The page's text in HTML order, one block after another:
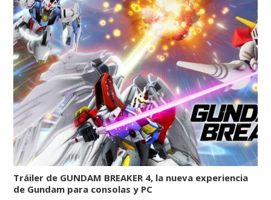
Tráiler de GUNDAM BREAKER 4, la nueva experiencia
de Gundam para consolas y PC